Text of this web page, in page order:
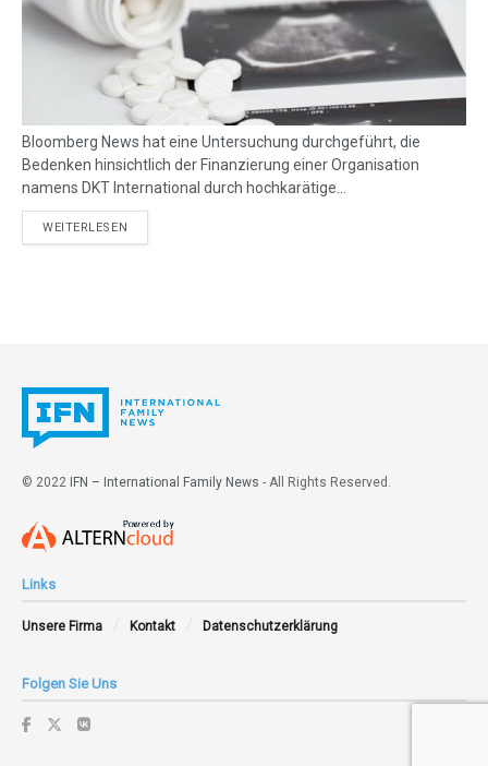
Bloomberg News hat eine Untersuchung durchgeführt, die
Bedenken hinsichtlich der Finanzierung einer Organisation
namens DKT International durch hochkarätige...
WEITERLESEN
© 2022 IFN – International Family News - All Rights Reserved.
Links
Unsere Firma Kontakt Datenschutzerklärung
Folgen Sie Uns